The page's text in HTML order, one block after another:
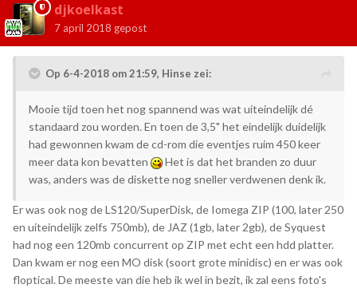
djkoelkast
7 april 2018 gepost
Op 6-4-2018 om 21:59, Hinse zei:
Mooie tijd toen het nog spannend was wat uiteindelijk dé
standaard zou worden. En toen de 3,5" het eindelijk duidelijk
had gewonnen kwam de cd-rom die eventjes ruim 450 keer
meer data kon bevatten
Het is dat het branden zo duur
was, anders was de diskette nog sneller verdwenen denk ik.
Er was ook nog de LS120/SuperDisk, de Iomega ZIP (100, later 250
en uiteindelijk zelfs 750mb), de JAZ (1gb, later 2gb), de Syquest
had nog een 120mb concurrent op ZIP met echt een hdd platter.
Dan kwam er nog een MO disk (soort grote minidisc) en er was ook
floptical. De meeste van die heb ik wel in bezit, ik zal eens foto's